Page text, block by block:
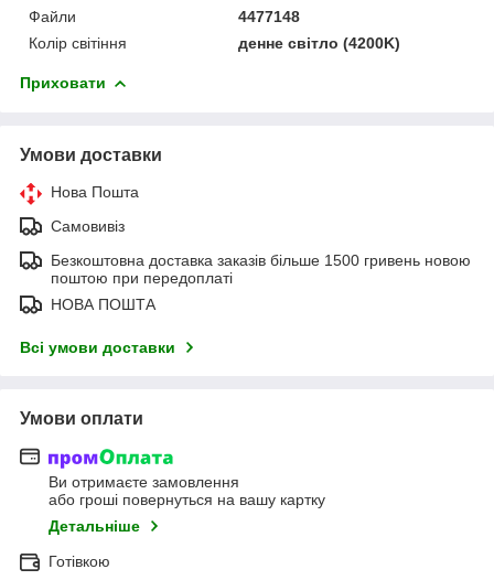
Файли
4477148
Колір світіння
денне світло (4200K)
Приховати
Умови доставки
Нова Пошта
Самовивіз
Безкоштовна доставка заказів більше 1500 гривень новою
поштою при передоплаті
НОВА ПОШТА
Всі умови доставки
Умови оплати
Ви отримаєте замовлення
або гроші повернуться на вашу картку
Детальніше
Готівкою